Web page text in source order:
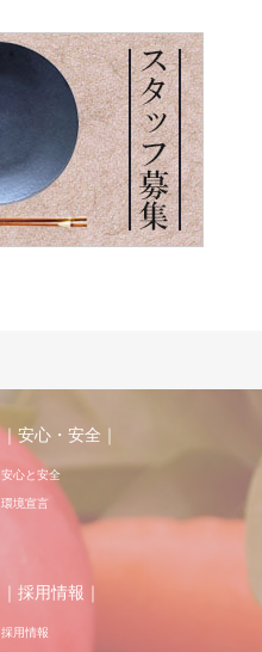
｜安心・安全｜
安心と安全
環境宣言
｜採用情報｜
採用情報